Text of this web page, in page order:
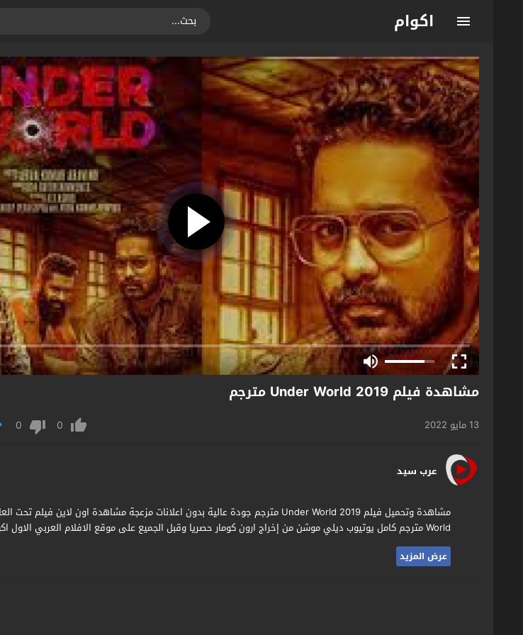
اكوام
مشاهدة فيلم Under World 2019 مترجم
13 مايو 2022 0
0
عرب سيد
World مترجم كامل يوتيوب ديلي موشن من إخراج ارون كومار حصريا وقبل الجميع على موقع الافلام العربي الاول اكوام تيوب.
عرض المزيد